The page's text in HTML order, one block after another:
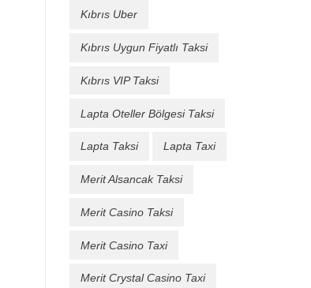
Kıbrıs Uber
Kıbrıs Uygun Fiyatlı Taksi
Kıbrıs VIP Taksi
Lapta Oteller Bölgesi Taksi
Lapta Taksi Lapta Taxi
Merit Alsancak Taksi
Merit Casino Taksi
Merit Casino Taxi
Merit Crystal Casino Taxi